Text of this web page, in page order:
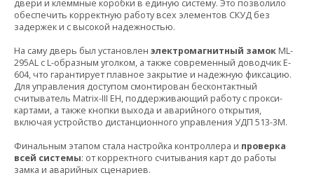
двери и клеммные коробки в единую систему. Это позволило
обеспечить корректную работу всех элементов СКУД без
задержек и с высокой надежностью.
На саму дверь был установлен электромагнитный замок ML-
295AL с L-образным уголком, а также современный доводчик E-
604, что гарантирует плавное закрытие и надежную фиксацию.
Для управления доступом смонтирован бесконтактный
считыватель Matrix-III EH, поддерживающий работу с прокси-
картами, а также кнопки выхода и аварийного открытия,
включая устройство дистанционного управления УДП 513-3М.
Финальным этапом стала настройка контроллера и проверка
всей системы: от корректного считывания карт до работы
замка и аварийных сценариев.